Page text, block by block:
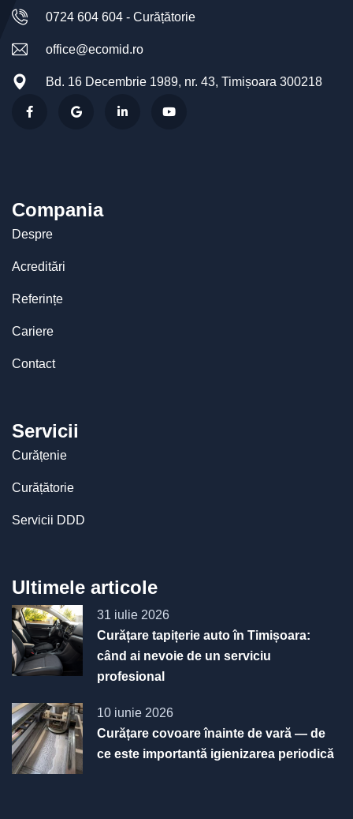
0724 604 604 - Curățătorie
office@ecomid.ro
Bd. 16 Decembrie 1989, nr. 43, Timișoara 300218
Compania
Despre
Acreditări
Referințe
Cariere
Contact
Servicii
Curățenie
Curățătorie
Servicii DDD
Ultimele articole
31 iulie 2026
Curățare tapițerie auto în Timișoara:
când ai nevoie de un serviciu
profesional
10 iunie 2026
Curățare covoare înainte de vară — de
ce este importantă igienizarea periodică